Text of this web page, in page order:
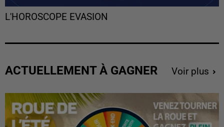
L'HOROSCOPE EVASION
ACTUELLEMENT À GAGNER Voir plus